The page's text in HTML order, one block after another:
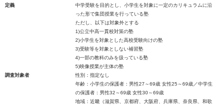
定義
中学受験を目的とし、小学生を対象に一定のカリキュラムに沿
った形で集団授業を行っている塾
ただし、以下は対象外とする
1)公立中高一貫校対策の塾
2)小学生を対象とした高校受験向けの塾
3)受験等を対象としない補習塾
4)一部の教科のみを扱っている塾
5)映像授業が主体の塾
調査対象者
性別：指定なし
年齢：小学生の保護者：男性27～69歳 女性25～69歳／中学生
の保護者：男性32～69歳 女性30～69歳
地域：近畿（滋賀県、京都府、大阪府、兵庫県、奈良県、和歌